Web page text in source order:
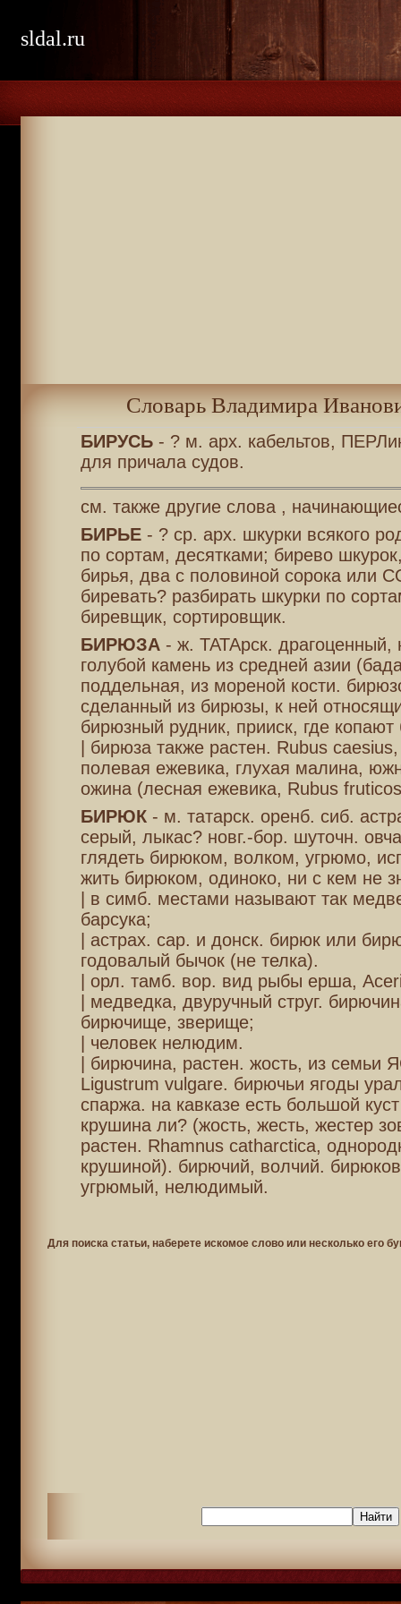
sldal.ru
Словарь Владимира
БИРУСЬ- ? м. арх. кабельтов,
для причала судов.
см. также другие слова ,
БИРЬЕ- ? ср. арх. шкурки всякого
по сортам, десятками; бирево
бирья, два с половиной сорока или
биревать? разбирать шкурки по
биревщик, сортировщик.
БИРЮЗА- ж. ТАТАрск. драгоценный,
голубой камень из средней азии
поддельная, из мореной кости.
сделанный из бирюзы, к ней
бирюзный рудник, прииск, где копают
| бирюза также растен. Rubus
полевая ежевика, глухая малина,
ожина (лесная ежевика, Rubus
БИРЮК- м. татарск. оренб. сиб.
серый, лыкас? новг.-бор. шуточн.
глядеть бирюком, волком, угрюмо,
жить бирюком, одиноко, ни с кем не
| в симб. местами называют так
барсука;
| астрах. сар. и донск. бирюк или
годовалый бычок (не телка).
| орл. тамб. вор. вид рыбы ерша,
| медведка, двуручный струг.
бирючище, зверище;
| человек нелюдим.
| бирючина, растен. жость, из
Ligustrum vulgare. бирючьи ягоды
спаржа. на кавказе есть большой
крушина ли? (жость, жесть, жестер
растен. Rhamnus catharctica,
крушиной). бирючий, волчий.
угрюмый, нелюдимый.
Для поиска статьи, наберете искомое слово или несколько его